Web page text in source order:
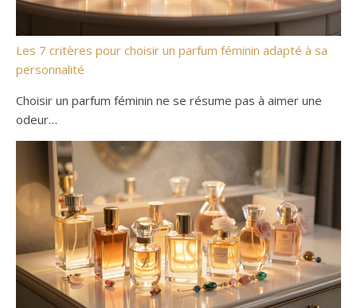
Les 7 critères pour choisir un parfum féminin adapté à sa
personnalité
Choisir un parfum féminin ne se résume pas à aimer une
odeur…